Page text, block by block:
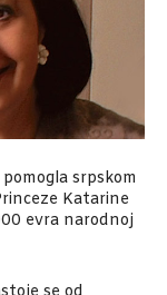
srpskom
Katarine
evra narodnoj